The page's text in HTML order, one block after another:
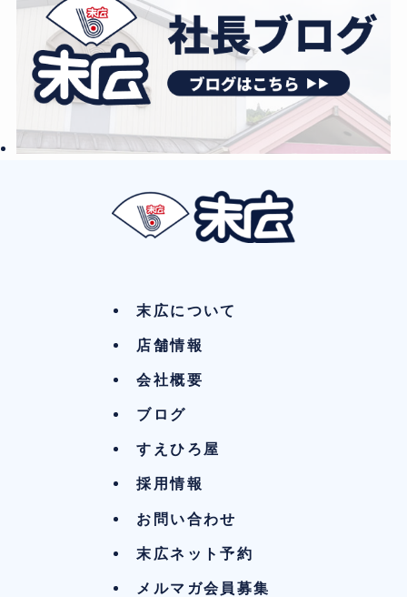
末広について
店舗情報
会社概要
ブログ
すえひろ屋
採用情報
お問い合わせ
末広ネット予約
メルマガ会員募集